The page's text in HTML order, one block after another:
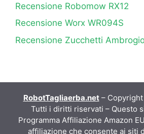
Recensione Robomow RX12
Recensione Worx WR094S
Recensione Zucchetti
RobotTagliaerba.net–
Tutti i diritti riservati – Questo
Programma Affiliazione Amazon
affiliazione che consente ai siti